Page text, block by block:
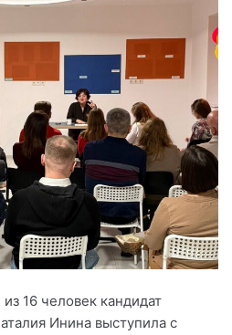
16 человек кандидат
Инина выступила с